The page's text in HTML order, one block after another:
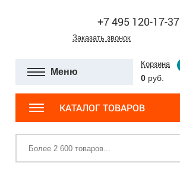
+7 495 120-17-37
Заказать звонок
Меню
Корзина
0 руб.
КАТАЛОГ ТОВАРОВ